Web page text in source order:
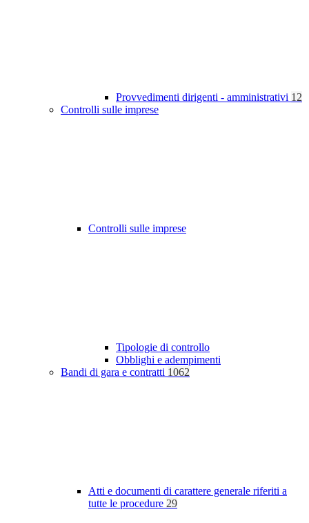
Provvedimenti dirigenti - amministrativi 12
Controlli sulle imprese
Controlli sulle imprese
Tipologie di controllo
Obblighi e adempimenti
Bandi di gara e contratti 1062
Atti e documenti di carattere generale riferiti a
tutte le procedure 29